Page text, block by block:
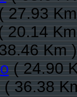
27.93
20.14
Km
( 24.90
( 36.38